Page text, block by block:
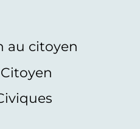
au citoyen